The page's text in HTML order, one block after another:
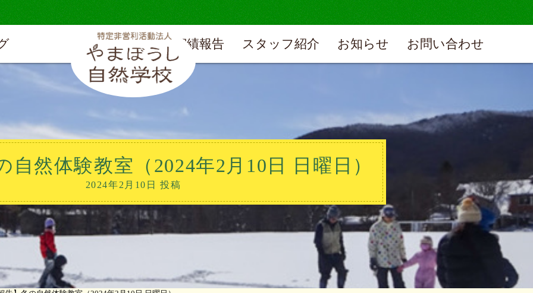
実績報告 スタッフ紹介 お知らせ お問い合わせ
自然体験教室（2024年2月10日 日曜日）
2024年2月10日 投稿